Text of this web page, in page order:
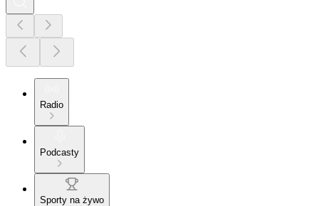
Radio
Podcasty
Sporty na żywo